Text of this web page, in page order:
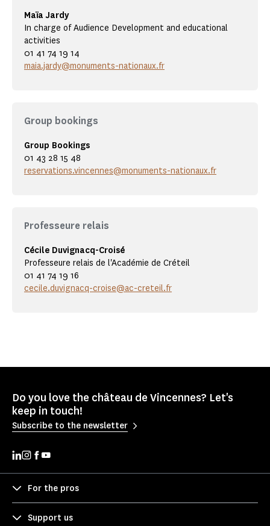
Maïa Jardy
In charge of Audience Development and educational
activities
01 41 74 19 14
maia.jardy@monuments-nationaux.fr
Group bookings
Group Bookings
01 43 28 15 48
reservations.vincennes@monuments-nationaux.fr
Professeure relais
Cécile Duvignacq-Croisé
Professeure relais de l'Académie de Créteil
01 41 74 19 16
cecile.duvignacq-croise@ac-creteil.fr
Do you love the château de Vincennes? Let's
keep in touch!
Subscribe to the newsletter
For the pros
Support us